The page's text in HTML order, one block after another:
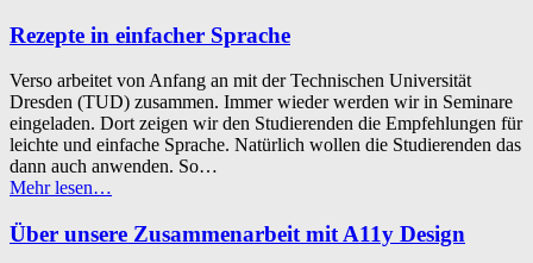
alle:
ein
Kurs
im
Wehnerwerk
Dresden”
Rezepte in einfacher Sprache
Verso arbeitet von Anfang an mit der Technischen Universität
Dresden (TUD) zusammen. Immer wieder werden wir in Seminare
eingeladen. Dort zeigen wir den Studierenden die Empfehlungen für
leichte und einfache Sprache. Natürlich wollen die Studierenden das
dann auch anwenden. So…
Mehr lesen
einfacher
Sprache”
…
Über unsere Zusammenarbeit mit A11y Design